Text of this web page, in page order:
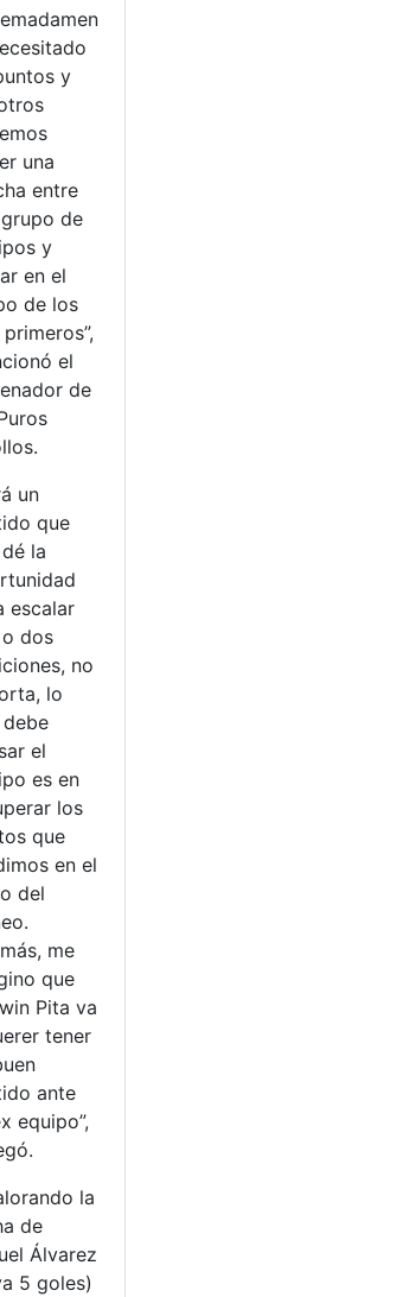
y
una
entre
de
y
en el
de los
el
de
un
que
la
escalar
dos
no
lo
el
es en
los
que
en el
del
me
que
Pita va
tener
ante
equipo”,
la
de
Álvarez
5 goles)